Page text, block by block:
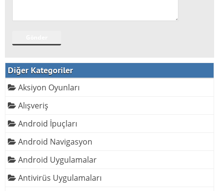
Diğer Kategoriler
Aksiyon Oyunları
Alışveriş
Android İpuçları
Android Navigasyon
Android Uygulamalar
Antivirüs Uygulamaları